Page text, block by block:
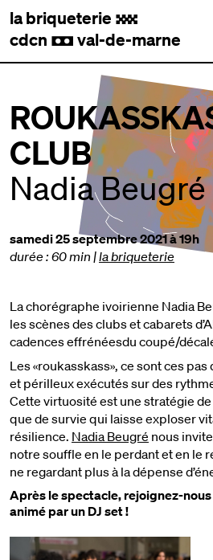
la briqueterie .
cdcn , val-de-marne
CLUB
Nadia Beugré
samedi 25 septembre 2021 à 19h
durée : 60 min |la briqueterie
La chorégraphe ivoirienne Nadia
les scènes des clubs et cabarets
cadences effrénéesdu coupé/
Les «roukasskass», ce sont ces
et périlleux exécutés sur des
Cette virtuosité est une stratégie
que de survie qui laisse exploser
résilience. Nadia Beugré nous
notre souffle en le perdant et en le
ne regardant plus à la dépense
Après le spectacle, rejoignez-
animé par un DJ set !